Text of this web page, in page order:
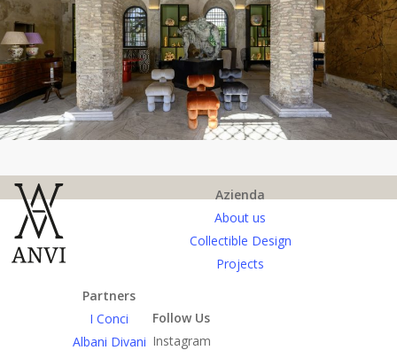
Azienda
About us
Collectible Design
Projects
Partners
I Conci
Albani Divani
Follow Us
Instagram